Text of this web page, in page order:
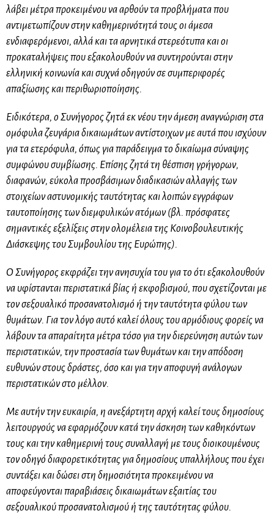
λάβει μέτρα προκειμένου να αρθούν τα προβλήματα που
αντιμετωπίζουν στην καθημερινότητά τους οι άμεσα
ενδιαφερόμενοι, αλλά και τα αρνητικά στερεότυπα και οι
προκαταλήψεις που εξακολουθούν να συντηρούνται στην
ελληνική κοινωνία και συχνά οδηγούν σε συμπεριφορές
απαξίωσης και περιθωριοποίησης.
Ειδικότερα, ο Συνήγορος ζητά εκ νέου την άμεση αναγνώριση στα
ομόφυλα ζευγάρια δικαιωμάτων αντίστοιχων με αυτά που ισχύουν
για τα ετερόφυλα, όπως για παράδειγμα το δικαίωμα σύναψης
συμφώνου συμβίωσης. Επίσης ζητά τη θέσπιση γρήγορων,
διαφανών, εύκολα προσβάσιμων διαδικασιών αλλαγής των
στοιχείων αστυνομικής ταυτότητας και λοιπών εγγράφων
ταυτοποίησης των διεμφυλικών ατόμων (βλ. πρόσφατες
σημαντικές εξελίξεις στην ολομέλεια της Κοινοβουλευτικής
Διάσκεψης του Συμβουλίου της Ευρώπης).
Ο Συνήγορος εκφράζει την ανησυχία του για το ότι εξακολουθούν
να υφίστανται περιστατικά βίας ή εκφοβισμού, που σχετίζονται με
τον σεξουαλικό προσανατολισμό ή την ταυτότητα φύλου των
θυμάτων. Για τον λόγο αυτό καλεί όλους του αρμόδιους φορείς να
λάβουν τα απαραίτητα μέτρα τόσο για την διερεύνηση αυτών των
περιστατικών, την προστασία των θυμάτων και την απόδοση
ευθυνών στους δράστες, όσο και για την αποφυγή ανάλογων
περιστατικών στο μέλλον.
Με αυτήν την ευκαιρία, η ανεξάρτητη αρχή καλεί τους δημοσίους
λειτουργούς να εφαρμόζουν κατά την άσκηση των καθηκόντων
τους και την καθημερινή τους συναλλαγή με τους διοικουμένους
τον οδηγό διαφορετικότητας για δημοσίους υπαλλήλους που έχει
συντάξει και δώσει στη δημοσιότητα προκειμένου να
αποφεύγονται παραβιάσεις δικαιωμάτων εξαιτίας του
σεξουαλικού προσανατολισμού ή της ταυτότητας φύλου.